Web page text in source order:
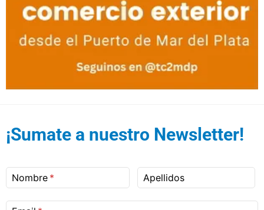
¡Sumate a nuestro Newsletter!
Nombre Apellidos